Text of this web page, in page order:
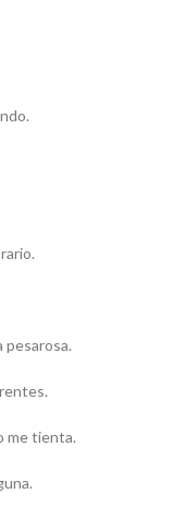
pesarosa.
me tienta.